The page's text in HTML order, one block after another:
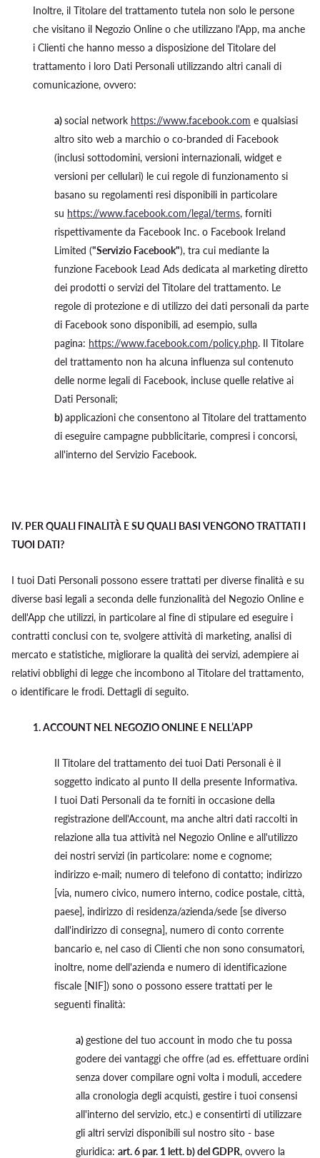
Inoltre, il Titolare del trattamento tutela non solo le persone
che visitano il Negozio Online o che utilizzano l'App, ma anche
i Clienti che hanno messo a disposizione del Titolare del
trattamento i loro Dati Personali utilizzando altri canali di
comunicazione, ovvero:
a)social network https://www.facebook.com e qualsiasi
altro sito web a marchio o co-branded di Facebook
(inclusi sottodomini, versioni internazionali, widget e
versioni per cellulari) le cui regole di funzionamento si
basano su regolamenti resi disponibili in particolare
su https://www.facebook.com/legal/terms, forniti
rispettivamente da Facebook Inc. o Facebook Ireland
Limited ("Servizio Facebook"), tra cui mediante la
funzione Facebook Lead Ads dedicata al marketing diretto
dei prodotti o servizi del Titolare del trattamento. Le
regole di protezione e di utilizzo dei dati personali da parte
di Facebook sono disponibili, ad esempio, sulla
pagina: https://www.facebook.com/policy.php. Il Titolare
del trattamento non ha alcuna influenza sul contenuto
delle norme legali di Facebook, incluse quelle relative ai
Dati Personali;
b)applicazioni che consentono al Titolare del trattamento
di eseguire campagne pubblicitarie, compresi i concorsi,
all'interno del Servizio Facebook.
IV. PER QUALI FINALITÀ E SU QUALI BASI VENGONO TRATTATI I
TUOI DATI?
I tuoi Dati Personali possono essere trattati per diverse finalità e su
diverse basi legali a seconda delle funzionalità del Negozio Online e
dell'App che utilizzi, in particolare al fine di stipulare ed eseguire i
contratti conclusi con te, svolgere attività di marketing, analisi di
mercato e statistiche, migliorare la qualità dei servizi, adempiere ai
relativi obblighi di legge che incombono al Titolare del trattamento,
o identificare le frodi. Dettagli di seguito.
1.ACCOUNT NEL NEGOZIO ONLINE E NELL’APP
Il Titolare del trattamento dei tuoi Dati Personali è il
soggetto indicato al punto II della presente Informativa.
I tuoi Dati Personali da te forniti in occasione della
registrazione dell'Account, ma anche altri dati raccolti in
relazione alla tua attività nel Negozio Online e all'utilizzo
dei nostri servizi (in particolare: nome e cognome;
indirizzo e-mail; numero di telefono di contatto; indirizzo
[via, numero civico, numero interno, codice postale, città,
paese], indirizzo di residenza/azienda/sede [se diverso
dall'indirizzo di consegna], numero di conto corrente
bancario e, nel caso di Clienti che non sono consumatori,
inoltre, nome dell'azienda e numero di identificazione
fiscale [NIF]) sono o possono essere trattati per le
seguenti finalità:
a)gestione del tuo account in modo che tu possa
godere dei vantaggi che offre (ad es. effettuare ordini
senza dover compilare ogni volta i moduli, accedere
alla cronologia degli acquisti, gestire i tuoi consensi
all'interno del servizio, etc.) e consentirti di utilizzare
gli altri servizi disponibili sul nostro sito - base
giuridica: art. 6 par. 1 lett. b) del GDPR, ovvero la